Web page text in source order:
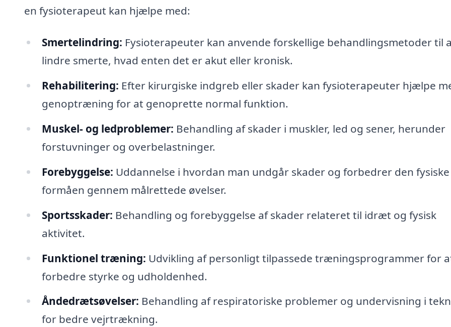
en fysioterapeut kan hjælpe med:
Smertelindring: Fysioterapeuter kan anvende forskellige behandlingsmetoder til
lindre smerte, hvad enten det er akut eller kronisk.
Rehabilitering: Efter kirurgiske indgreb eller skader kan fysioterapeuter hjælpe
genoptræning for at genoprette normal funktion.
Muskel- og ledproblemer: Behandling af skader i muskler, led og sener, herunder
forstuvninger og overbelastninger.
Forebyggelse: Uddannelse i hvordan man undgår skader og forbedrer den fysiske
formåen gennem målrettede øvelser.
Sportsskader: Behandling og forebyggelse af skader relateret til idræt og fysisk
aktivitet.
Funktionel træning: Udvikling af personligt tilpassede træningsprogrammer for
forbedre styrke og udholdenhed.
Åndedrætsøvelser: Behandling af respiratoriske problemer og undervisning i
for bedre vejrtrækning.